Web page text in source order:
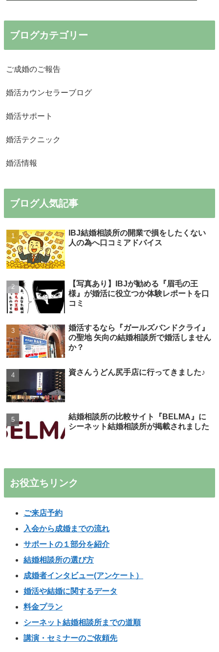
ブログカテゴリー
ご成婚のご報告
婚活カウンセラーブログ
婚活サポート
婚活テクニック
婚活情報
ブログ人気記事
IBJ結婚相談所の開業で損をしたくない
人の為へ口コミアドバイス
【写真あり】IBJが勧める『眉毛の王
様』が婚活に役立つか体験レポートを口
コミ
婚活するなら『ガールズバンドクライ』
の聖地 矢向の結婚相談所で婚活しません
か？
資さんうどん尻手店に行ってきました♪
結婚相談所の比較サイト『BELMA』に
シーネット結婚相談所が掲載されました
お役立ちリンク
ご来店予約
入会から成婚までの流れ
サポートの１部分を紹介
結婚相談所の選び方
成婚者インタビュー(アンケート）
婚活や結婚に関するデータ
料金プラン
シーネット結婚相談所までの道順
講演・セミナーのご依頼先